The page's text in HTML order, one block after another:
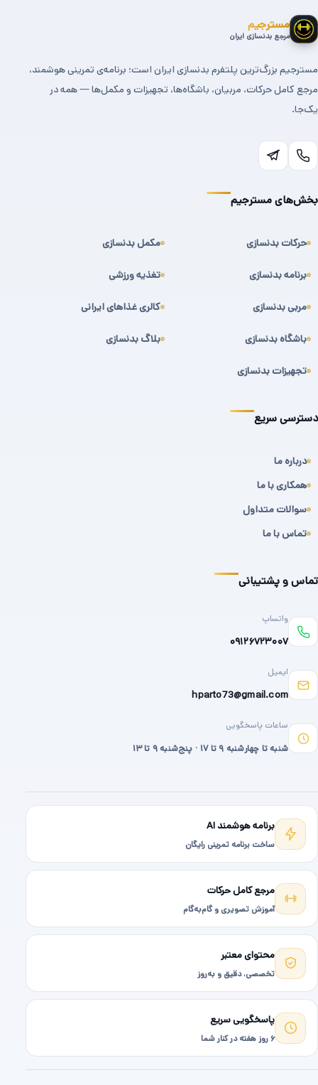
مسترجیم
مرجع بدنسازی ایران
مسترجیم بزرگ‌ترین پلتفرم بدنسازی ایران است؛ برنامه‌ی تمرینی هوشمند،
مرجع کامل حرکات، مربیان، باشگاه‌ها، تجهیزات و مکمل‌ها — همه در
یک‌جا.
بخش‌های مسترجیم
حرکات بدنسازی
برنامه بدنسازی
مربی بدنسازی
باشگاه بدنسازی
تجهیزات بدنسازی
مکمل بدنسازی
تغذیه ورزشی
کالری غذاهای ایرانی
بلاگ بدنسازی
دسترسی سریع
درباره ما
همکاری با ما
سوالات متداول
تماس با ما
تماس و پشتیبانی
واتساپ
۰۹۱۲۶۷۲۳۰۰۷
ایمیل
hparto73@gmail.com
ساعات پاسخگویی
شنبه تا چهارشنبه ۹ تا ۱۷ · پنج‌شنبه ۹ تا ۱۳
برنامه هوشمند AI
ساخت برنامه تمرینی رایگان
مرجع کامل حرکات
آموزش تصویری و گام‌به‌گام
محتوای معتبر
تخصصی، دقیق و به‌روز
پاسخگویی سریع
۶ روز هفته در کنار شما